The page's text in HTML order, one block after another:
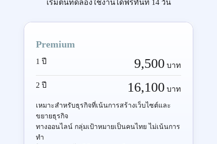
เริ่มต้นทดลองใช้งานได้ฟรีทันที 14 วัน
Premium
1 ปี 9,500 บาท
2 ปี 16,100 บาท
เหมาะสำหรับธุรกิจที่เน้นการสร้างเว็บไซต์และ
ขยายธุรกิจ
ทางออนไลน์ กลุ่มเป้าหมายเป็นคนไทย ไม่เน้นการ
ทำ